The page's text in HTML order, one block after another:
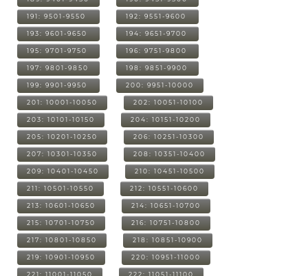
191: 9501-9550 192: 9551-9600
193: 9601-9650 194: 9651-9700
195: 9701-9750 196: 9751-9800
197: 9801-9850 198: 9851-9900
199: 9901-9950 200: 9951-10000
201: 10001-10050 202: 10051-10100
203: 10101-10150 204: 10151-10200
205: 10201-10250 206: 10251-10300
207: 10301-10350 208: 10351-10400
209: 10401-10450 210: 10451-10500
211: 10501-10550 212: 10551-10600
213: 10601-10650 214: 10651-10700
215: 10701-10750 216: 10751-10800
217: 10801-10850 218: 10851-10900
219: 10901-10950 220: 10951-11000
221: 11001-11050 222: 11051-11100